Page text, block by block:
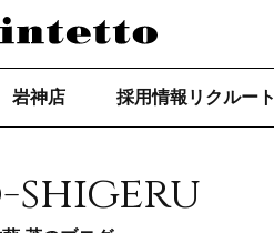
岩神店 採用情報リクルート
shigeru